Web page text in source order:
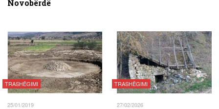
Novobërdë
TRASHËGIMI
25/01/2019
TRASHËGIMI
27/02/2026